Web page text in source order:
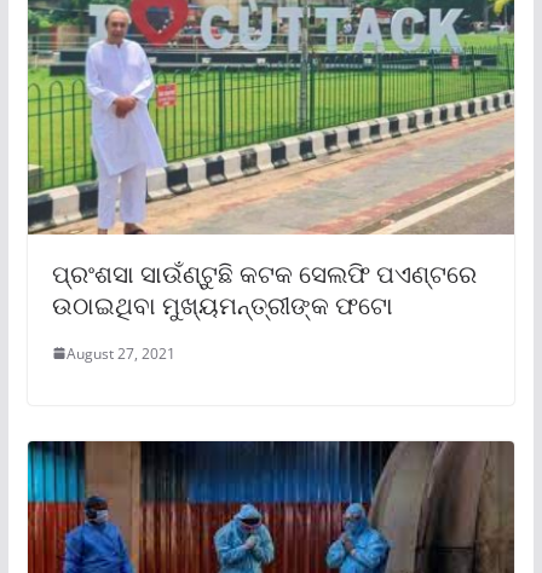
ପ୍ରଂଶସା ସାଉଁଣ୍ଟୁଛି କଟକ ସେଲଫି ପଏଣ୍ଟରେ
ଉଠାଇଥିବା ମୁଖ୍ୟମନ୍ତ୍ରୀଙ୍କ ଫଟୋ
August 27, 2021